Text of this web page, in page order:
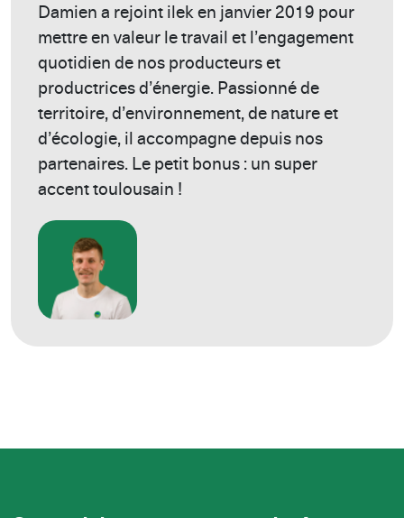
Damien a rejoint ilek en janvier 2019 pour
mettre en valeur le travail et l’engagement
quotidien de nos producteurs et
productrices d’énergie. Passionné de
territoire, d’environnement, de nature et
d’écologie, il accompagne depuis nos
partenaires. Le petit bonus : un super
accent toulousain !